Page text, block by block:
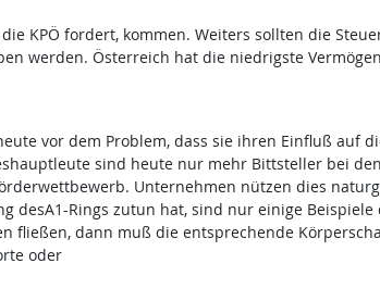
KPÖ fordert, kommen. Weiters sollten die
werden. Österreich hat die niedrigste
vor dem Problem, dass sie ihren Einfluß auf
sind heute nur mehr Bittsteller bei
Unternehmen nützen dies
desA1-Rings zutun hat, sind nur einige Beispiele
fließen, dann muß die entsprechende
oder